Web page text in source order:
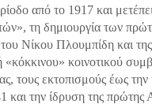
από το 1917 και
τη δημιουργία των
Νίκου Πλουμπίδη και
κοινοτικού
τους εκτοπισμούς έως
και την ίδρυση της